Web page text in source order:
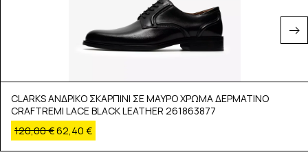
CLARKS ΑΝΔΡΙΚΟ ΣΚΑΡΠΙΝΙ ΣΕ ΜΑΥΡΟ ΧΡΩΜΑ ΔΕΡΜΑΤΙΝΟ
CRAFTREMI LACE BLACK LEATHER 261863877
120,00€62,40 €